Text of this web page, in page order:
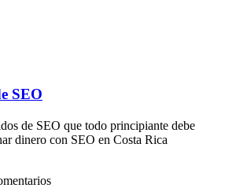
SEO
de SEO que todo principiante debe
dinero con SEO en Costa Rica